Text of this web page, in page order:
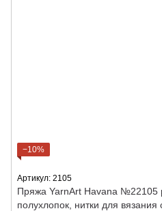
−10%
Артикул: 2105
Пряжа YarnArt Havana №22105
полухлопок, нитки для